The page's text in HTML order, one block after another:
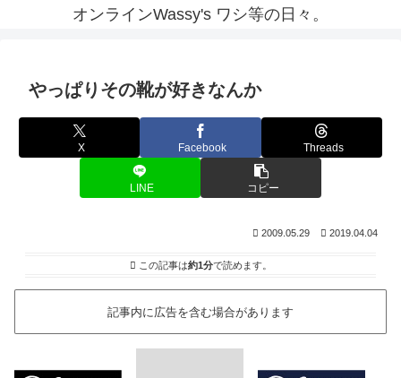
オンラインWassy's ワシ等の日々。
やっぱりその靴が好きなんか
X Facebook Threads
LINE コピー
2009.05.29 2019.04.04
この記事は約1分で読めます。
記事内に広告を含む場合があります